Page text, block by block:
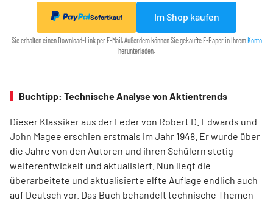
Sofortkauf Im Shop kaufen
Sie erhalten einen Download-Link per E-Mail. Außerdem können Sie gekaufte E-Paper in IhremKonto
herunterladen.
Buchtipp: Technische Analyse von Aktientrends
Dieser Klassiker aus der Feder von Robert D. Edwards und
John Magee erschien erstmals im Jahr 1948. Er wurde über
die Jahre von den Autoren und ihren Schülern stetig
weiterentwickelt und aktualisiert. Nun liegt die
überarbeitete und aktualisierte elfte Auflage endlich auch
auf Deutsch vor. Das Buch behandelt technische Themen